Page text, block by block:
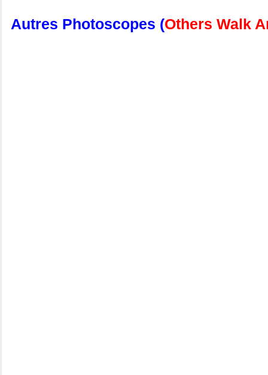
Autres Photoscopes (Others Walk